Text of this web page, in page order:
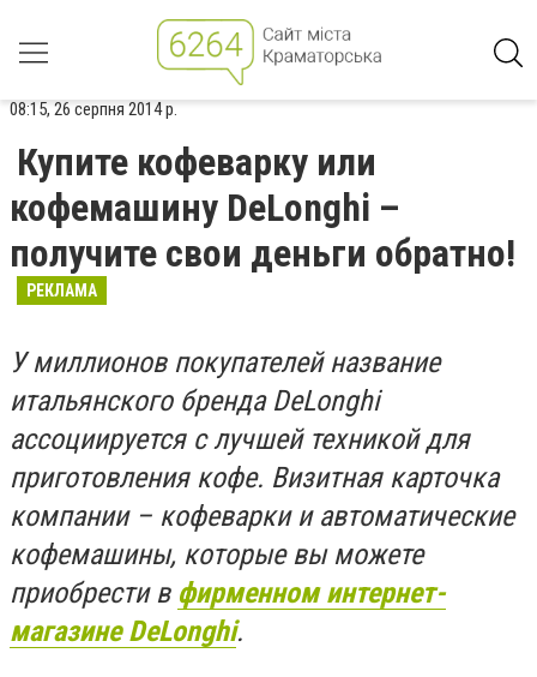
08:15, 26 серпня 2014 р.
Купите кофеварку или
кофемашину DeLonghi –
получите свои деньги обратно!
РЕКЛАМА
У миллионов покупателей название
итальянского бренда DeLonghi
ассоциируется с лучшей техникой для
приготовления кофе. Визитная карточка
компании – кофеварки и автоматические
кофемашины, которые вы можете
приобрести в фирменном интернет-
магазине DeLonghi.